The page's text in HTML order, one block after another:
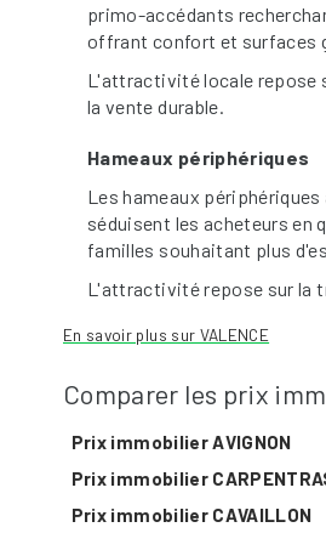
primo-accédants
offrant confort et surfaces
L'attractivité locale repose
la vente durable.
Hameaux périphériques
Les hameaux
séduisent les acheteurs en
familles souhaitant plus
L'attractivité repose sur la
En savoir plus sur VALENCE
Comparer les prix
Prix immobilier AVIGNON
Prix immobilier
Prix immobilier CAVAILLON